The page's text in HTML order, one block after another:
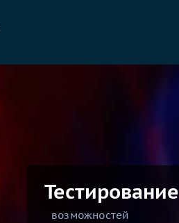
Тестирование
возможностей